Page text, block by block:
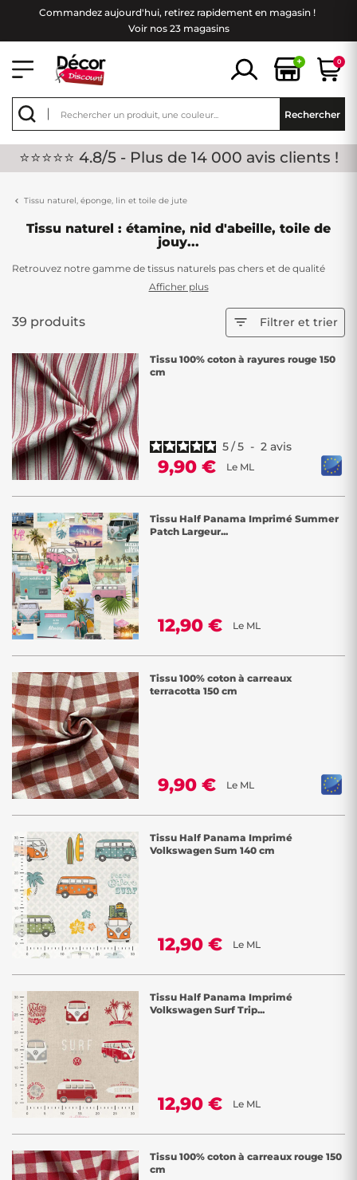
Commandez aujourd'hui, retirez rapidement en magasin !
Voir nos 23 magasins
+ 0
Rechercher
⭐⭐⭐⭐⭐ 4.8/5 - Plus de 14 000 avis clients !
Tissu naturel, éponge, lin et toile de jute
Tissu naturel : étamine, nid d'abeille, toile de
jouy...
Retrouvez notre gamme de tissus naturels pas chers et de qualité
chez Décor Discount. Découvrez une sélection de tissus pour habiller,
comme le nid d'abeille, l'étamine, la toile de jouy qui offre de
nombreuses possibilités. Faites variez les motifs et les couleurs et
cela à petit prix.
Afficher plus
39 produits  Filtrer et trier
Tissu 100% coton à rayures rouge 150
cm
5/5 - 2 avis
9,90 € Le ML
Tissu Half Panama Imprimé Summer
Patch Largeur...
12,90 € Le ML
Tissu 100% coton à carreaux
terracotta 150 cm
9,90 € Le ML
Tissu Half Panama Imprimé
Volkswagen Sum 140 cm
12,90 € Le ML
Tissu Half Panama Imprimé
Volkswagen Surf Trip...
12,90 € Le ML
Tissu 100% coton à carreaux rouge 150
cm